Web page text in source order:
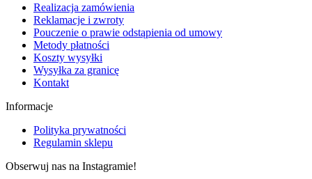
Realizacja zamówienia
Reklamacje i zwroty
Pouczenie o prawie odstąpienia od umowy
Metody płatności
Koszty wysyłki
Wysyłka za granicę
Kontakt
Informacje
Polityka prywatności
Regulamin sklepu
Obserwuj nas na Instagramie!